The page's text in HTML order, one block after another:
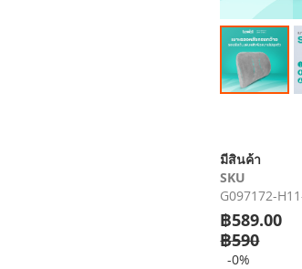
ส่วน
เริ่ม
ต้น
ของ
แกล
เลอ
มีสินค้า
SKU
G097172-
฿589.00
฿590
-0%